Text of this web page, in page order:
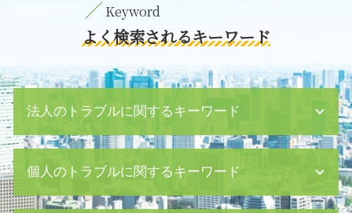
よく検索されるキーワード
法人のトラブルに関するキーワード
ハラスメント 研修
クレーマー 対処
個人のトラブルに関するキーワード